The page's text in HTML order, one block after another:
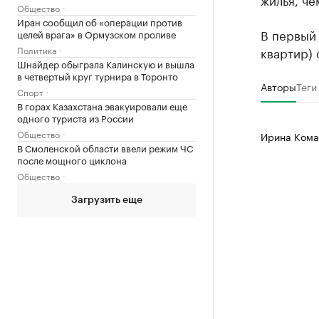
Общество
Иран сообщил об «операции против
целей врага» в Ормузском проливе
Политика
Шнайдер обыграла Калинскую и вышла
в четвертый круг турнира в Торонто
Спорт
В горах Казахстана эвакуировали еще
одного туриста из России
Общество
В Смоленской области ввели режим ЧС
после мощного циклона
Общество
Загрузить еще
В первый
АвторыТеги
Ирина